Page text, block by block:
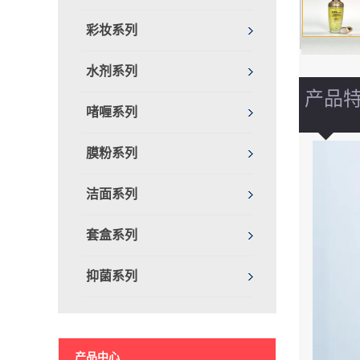
彩妆系列
水剂系列
啫喱系列
膜粉系列
洁面系列
套盒系列
抑菌系列
产品中心
产品